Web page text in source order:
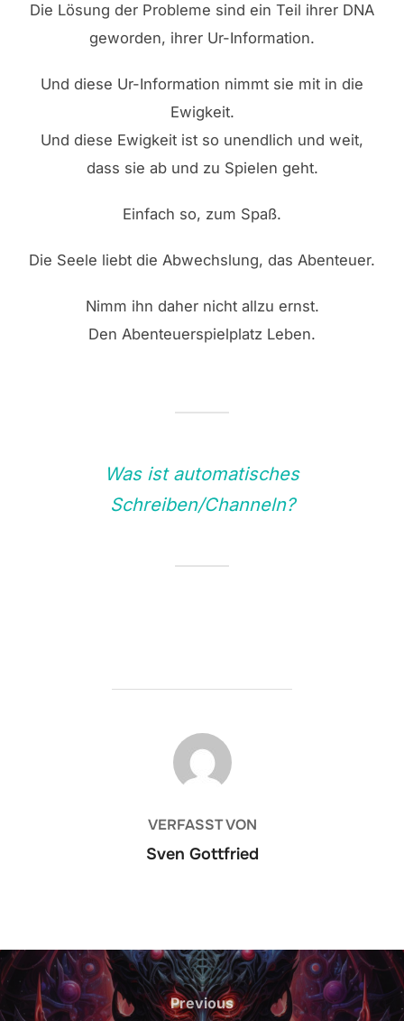
Die Lösung der Probleme sind ein Teil ihrer DNA
geworden, ihrer Ur-Information.
Und diese Ur-Information nimmt sie mit in die
Ewigkeit.
Und diese Ewigkeit ist so unendlich und weit,
dass sie ab und zu Spielen geht.
Einfach so, zum Spaß.
Die Seele liebt die Abwechslung, das Abenteuer.
Nimm ihn daher nicht allzu ernst.
Den Abenteuerspielplatz Leben.
Was ist automatisches
Schreiben/Channeln?
BEITRAGSAUTOR
VERFASST VON
Sven Gottfried
Beitrags-
Navigation
Previous
Previous